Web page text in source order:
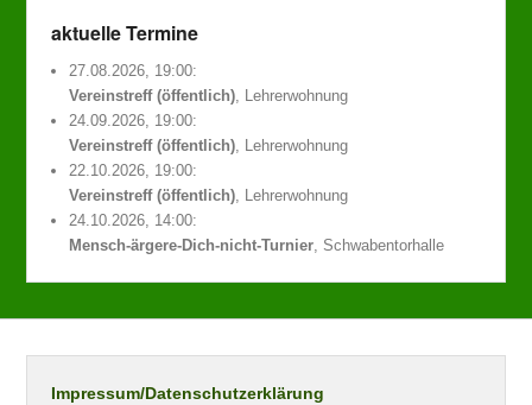
aktuelle Termine
27.08.2026, 19:00:
Vereinstreff (öffentlich), Lehrerwohnung
24.09.2026, 19:00:
Vereinstreff (öffentlich), Lehrerwohnung
22.10.2026, 19:00:
Vereinstreff (öffentlich), Lehrerwohnung
24.10.2026, 14:00:
Mensch-ärgere-Dich-nicht-Turnier, Schwabentorhalle
Impressum/Datenschutzerklärung